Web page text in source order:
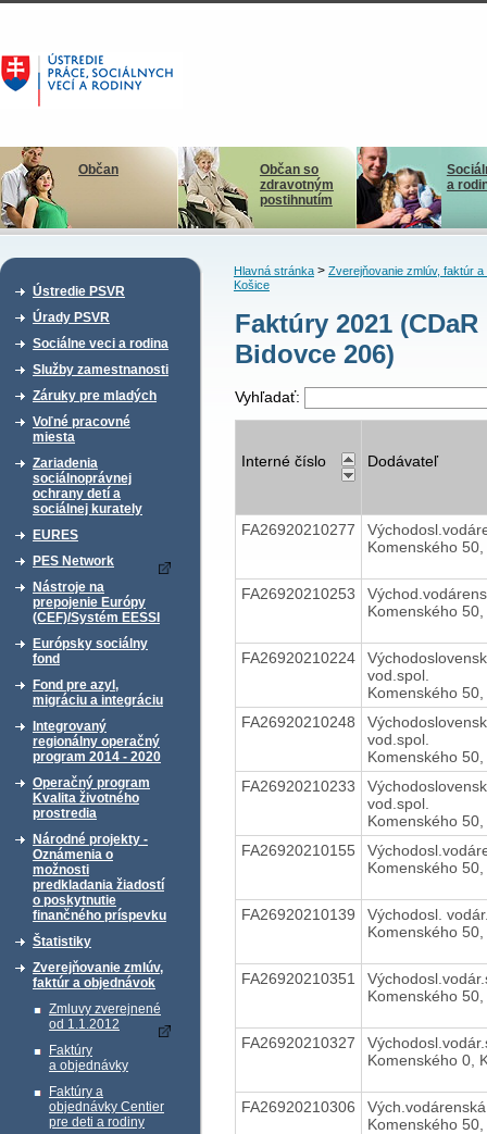
Občan
Občan so
zdravotným
postihnutím
a
Ústredie PSVR
Úrady PSVR
Sociálne veci a rodina
Služby zamestnanosti
Záruky pre mladých
Voľné pracovné
miesta
Zariadenia
sociálnoprávnej
ochrany detí a
sociálnej kurately
EURES
PES Network
Nástroje na
prepojenie Európy
(CEF)/Systém EESSI
Európsky sociálny
fond
Fond pre azyl,
migráciu a integráciu
Integrovaný
regionálny operačný
program 2014 - 2020
Operačný program
Kvalita životného
prostredia
Národné projekty -
Oznámenia o
možnosti
predkladania žiadostí
o poskytnutie
finančného príspevku
Štatistiky
Zverejňovanie zmlúv,
faktúr a objednávok
Zmluvy zverejnené
od 1.1.2012
Faktúry
a objednávky
Faktúry a
objednávky Centier
pre deti a rodiny
Hlavná stránka> Zverejňovanie zmlúv, faktúr a
Košice
Faktúry 2021
Bidovce 206)
Vyhľadať:
Interné číslo Dodávateľ
FA26920210277
Komenského
FA26920210253
Komenského
FA26920210224
vod.spol.
Komenského
FA26920210248
vod.spol.
Komenského
FA26920210233
vod.spol.
Komenského
FA26920210155
Komenského
FA26920210139
Východosl.
Komenského
FA26920210351
Komenského
FA26920210327
Komenského 0,
FA26920210306
Komenského